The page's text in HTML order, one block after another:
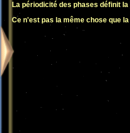
La périodicité des phases définit la
Ce n'est pas la même chose que la